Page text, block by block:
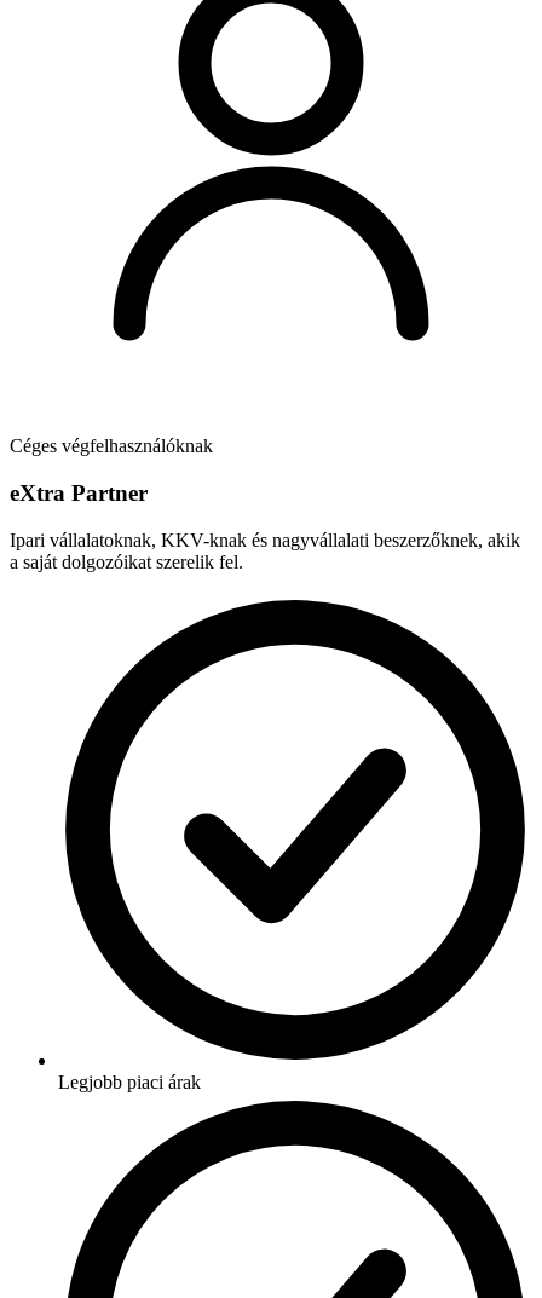
Céges végfelhasználóknak
eXtra Partner
Ipari vállalatoknak, KKV-knak és nagyvállalati beszerzőknek, akik
a saját dolgozóikat szerelik fel.
Legjobb piaci árak